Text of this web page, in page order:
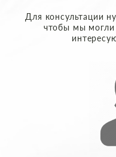
Для консультации
чтобы мы могли